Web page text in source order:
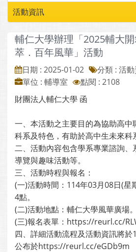
活動資訊
輔仁大學辦理「2025輔大
萃．百年風華」活動
日期 : 2025-01-02
分類 : 活
單位 : 輔導室
點閱 : 2108
財團法人輔仁大學 函
一、本活動之主要目的為協助高中
科系及特色，有助於高中生未來科
二、活動內容包含學系專業諮詢、
導覽與趣味活動等。
三、活動時程與報名：
(一)活動時間：114年03月08日(星
4點。
(二)活動地點：輔仁大學風華廣場。
(三)報名表單：https://reurl.cc/
四、詳細活動流程及活動資訊將於
公布於https://reurl.cc/eGDb9m